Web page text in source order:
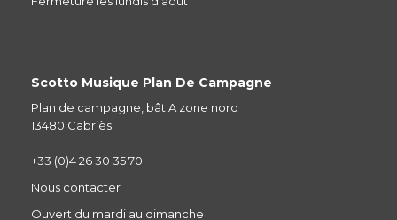
Scotto Musique Plan De Campagne
Plan de campagne, bât A zone nord
13480 Cabriès
+33 (0)4 26 30 35 70
Nous contacter
Ouvert du mardi au dimanche